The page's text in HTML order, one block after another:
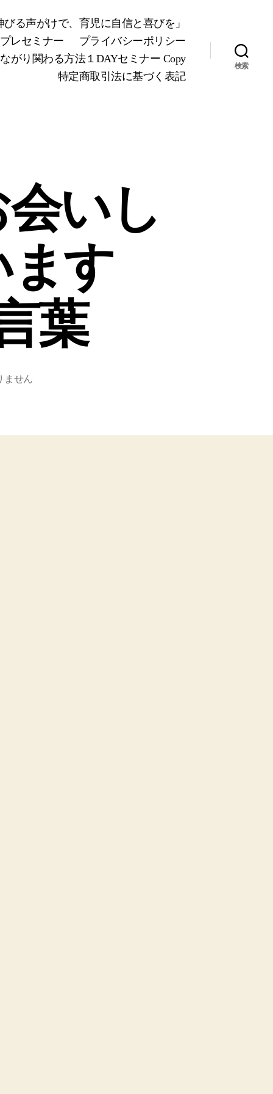
びる声がけで、育児に自信と喜びを」
レセミナー
プライバシーポリシー
がり関わる方法１DAYセミナー Copy
特定商取引法に基づく表記
検索
いし
ます
葉
ません